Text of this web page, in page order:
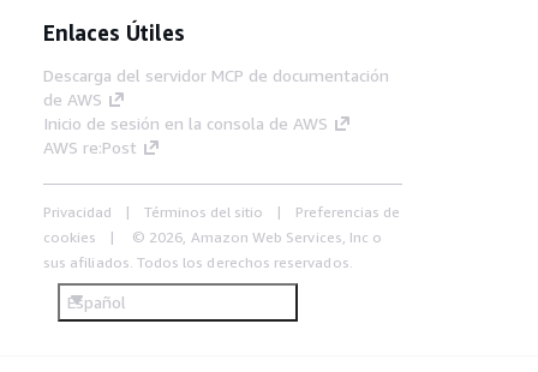
Enlaces Útiles
Descarga del servidor MCP de documentación
de AWS
Inicio de sesión en la consola de AWS
AWS re:Post
Privacidad Términos del sitio
Preferencias de
cookies
© 2026, Amazon Web Services, Inc o
sus afiliados. Todos los derechos reservados.
Español